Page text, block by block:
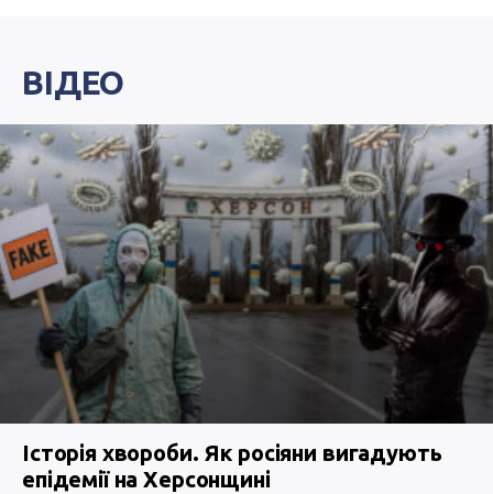
ВІДЕО
Історія хвороби. Як росіяни вигадують
епідемії на Херсонщині